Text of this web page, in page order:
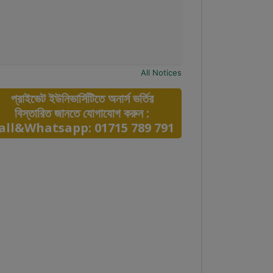
All Notices
প্রাইভেট ইউনিভার্সিটিতে অনার্স ভর্তির
বিস্তারিত জানতে যোগাযোগ করুন :
01715 789 791